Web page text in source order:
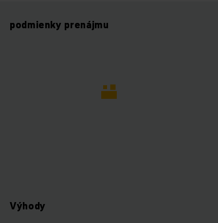
podmienky prenájmu
Výhody